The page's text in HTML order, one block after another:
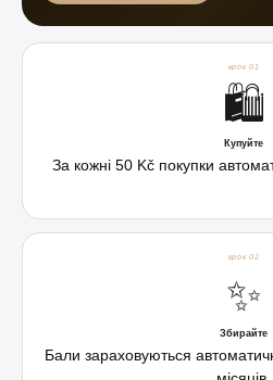
крок 01
🛍️
Купуйте
За кожні 50 Kč покупки
крок 02
✨
Збирайте
Бали зараховуються